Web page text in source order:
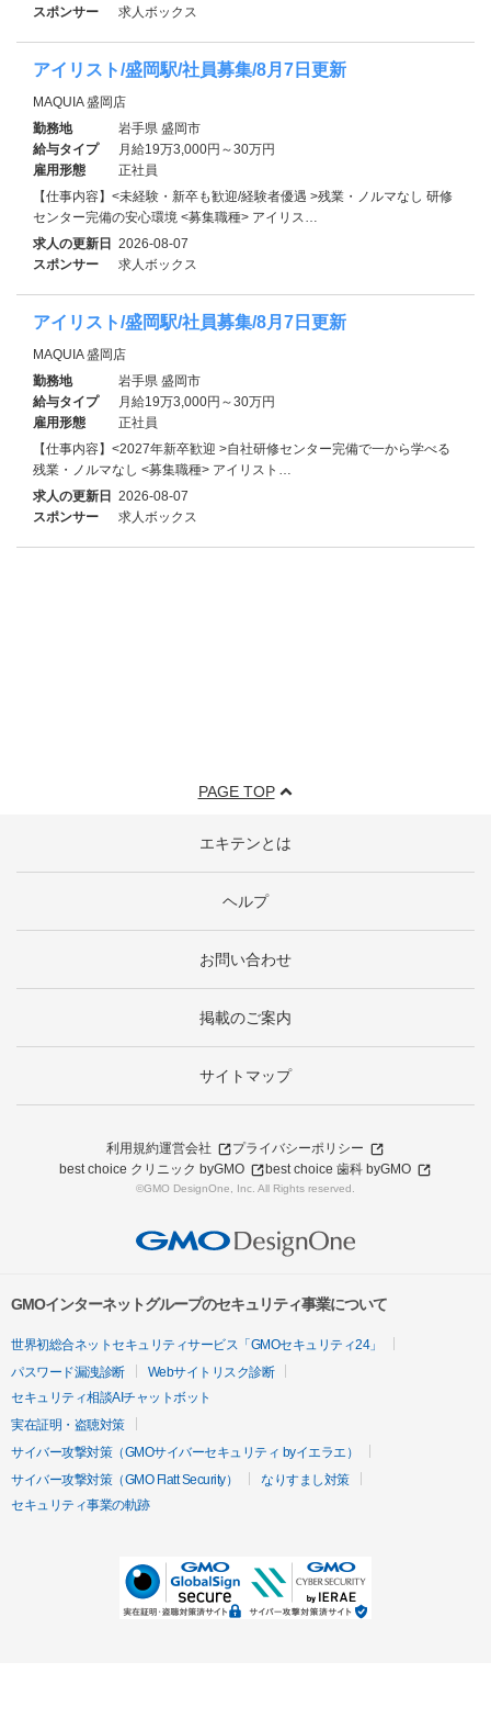
スポンサー
求人ボックス
アイリスト/盛岡駅/社員募集/8月7日更新
MAQUIA 盛岡店
勤務地
岩手県 盛岡市
給与タイプ
月給19万3,000円～30万円
雇用形態
正社員
【仕事内容】<未経験・新卒も歓迎/経験者優遇 >残業・ノルマなし 研修
センター完備の安心環境 <募集職種> アイリス…
求人の更新日 2026-08-07
スポンサー
求人ボックス
アイリスト/盛岡駅/社員募集/8月7日更新
MAQUIA 盛岡店
勤務地
岩手県 盛岡市
給与タイプ
月給19万3,000円～30万円
雇用形態
正社員
【仕事内容】<2027年新卒歓迎 >自社研修センター完備で一から学べる
残業・ノルマなし <募集職種> アイリスト…
求人の更新日 2026-08-07
スポンサー
求人ボックス
PAGE TOP
エキテンとは
ヘルプ
お問い合わせ
掲載のご案内
サイトマップ
利用規約運営会社
プライバシーポリシー
best choice クリニック byGMO
best choice 歯科 byGMO
©GMO DesignOne, Inc. All Rights reserved.
GMOインターネットグループのセキュリティ事業について
世界初総合ネットセキュリティサービス「GMOセキュリティ24」
パスワード漏洩診断
Webサイトリスク診断
セキュリティ相談AIチャットボット
実在証明・盗聴対策
サイバー攻撃対策（GMOサイバーセキュリティ byイエラエ）
サイバー攻撃対策（GMO Flatt Security）
なりすまし対策
セキュリティ事業の軌跡